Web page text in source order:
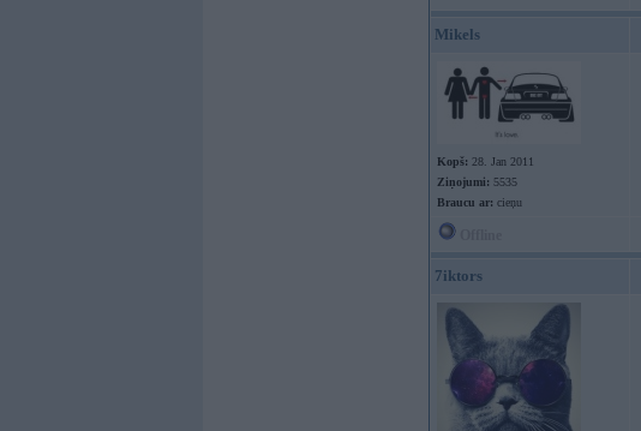
Mikels
Kopš: 28. Jan 2011
Ziņojumi: 5535
Braucu ar: cieņu
7iktors